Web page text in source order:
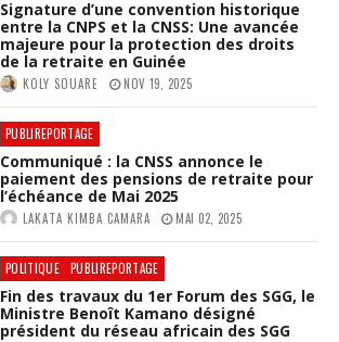
Signature d’une convention historique
entre la CNPS et la CNSS: Une avancée
majeure pour la protection des droits
de la retraite en Guinée
KOLY SOUARE NOV 19, 2025
PUBLIREPORTAGE
Communiqué : la CNSS annonce le
paiement des pensions de retraite pour
l’échéance de Mai 2025
LAKATA KIMBA CAMARA MAI 02, 2025
POLITIQUE PUBLIREPORTAGE
Fin des travaux du 1er Forum des SGG, le
Ministre Benoît Kamano désigné
président du réseau africain des SGG